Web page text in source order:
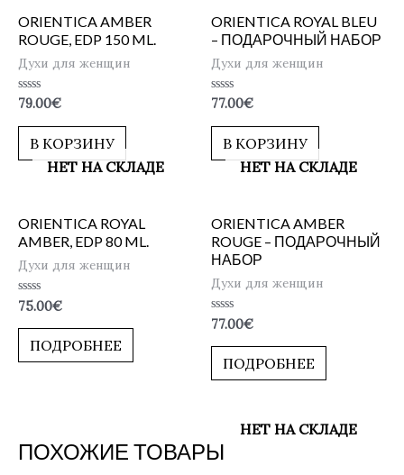
ORIENTICA AMBER
ROUGE, EDP 150 ML.
Духи для женщин
Оценка
из
79.00€
В КОРЗИНУ
ORIENTICA ROYAL BLEU
– ПОДАРОЧНЫЙ НАБОР
Духи для женщин
Оценка
из
77.00€
В КОРЗИНУ
НЕТ НА СКЛАДЕ
ORIENTICA ROYAL
AMBER, EDP 80 ML.
Духи для женщин
Оценка
из
75.00€
ПОДРОБНЕЕ
НЕТ НА СКЛАДЕ
ORIENTICA AMBER
ROUGE – ПОДАРОЧНЫЙ
НАБОР
Духи для женщин
Оценка
из
77.00€
ПОДРОБНЕЕ
ПОХОЖИЕ ТОВАРЫ
НЕТ НА СКЛАДЕ